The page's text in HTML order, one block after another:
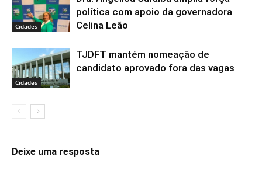
Cidades
política com apoio da governadora
Celina Leão
Cidades
TJDFT mantém nomeação de
candidato aprovado fora das vagas
Deixe uma resposta